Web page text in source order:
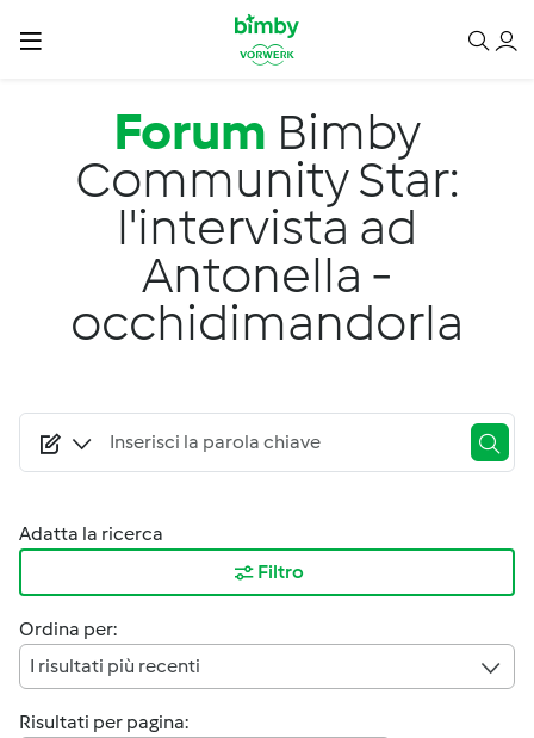
Salta al contenuto principale
Forum Bimby
Community Star:
l'intervista ad
Antonella -
occhidimandorla
Adatta la ricerca
Filtro
Ordina per:
I risultati più recenti
Risultati per pagina: